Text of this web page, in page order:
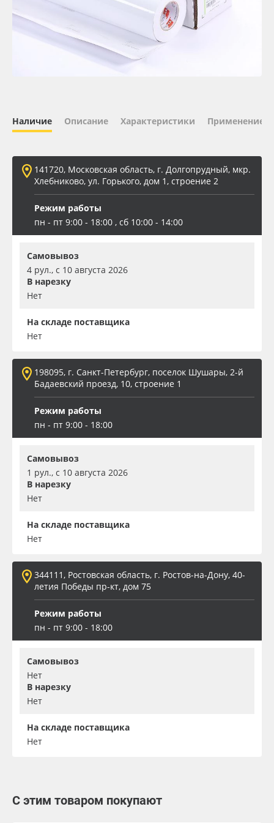
Oracal 641
Orajet 3640
Вспененный ПВХ
Баннер
Наличие Описание Характеристики Применение
141720, Московская область, г. Долгопрудный, мкр.
Хлебниково, ул. Горького, дом 1, строение 2
Режим работы
пн - пт 9:00 - 18:00 , сб 10:00 - 14:00
Самовывоз
4 рул., с 10 августа 2026
В нарезку
Нет
На складе поставщика
Нет
198095, г. Санкт-Петербург, поселок Шушары, 2-й
Бадаевский проезд, 10, строение 1
Режим работы
пн - пт 9:00 - 18:00
Самовывоз
1 рул., с 10 августа 2026
В нарезку
Нет
На складе поставщика
Нет
344111, Ростовская область, г. Ростов-на-Дону, 40-
летия Победы пр-кт, дом 75
Режим работы
пн - пт 9:00 - 18:00
Самовывоз
Нет
В нарезку
Нет
На складе поставщика
Нет
С этим товаром покупают